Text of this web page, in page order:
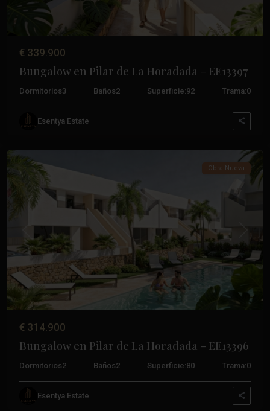
€ 339.900
Bungalow en Pilar de La Horadada – EE13397
Dormitorios3 Baños2 Superficie:92 Trama:0
Esentya Estate
Zona
La
Anterior
Obra Nueva
€ 314.900
Bungalow en Pilar de La Horadada – EE13396
Dormitorios2 Baños2 Superficie:80 Trama:0
Esentya Estate
Zona
La